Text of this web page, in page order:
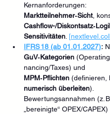
Kernanforderungen:
Marktteilnehmer‑Sicht,
Cashflow-/
Sensitivitäten [
IFRS 18 (ab 01.01.2027):
GuV‑Kategorien
nancing/Taxes) und
MPM‑Pflichten (definieren,
numerisch überleiten).
Bewertungsannahmen (z. B.
„bereinigte“ OPEX/